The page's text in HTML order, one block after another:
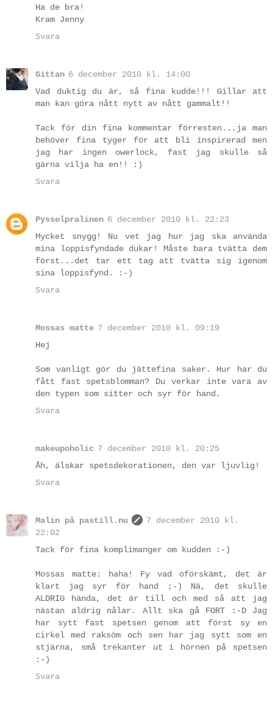
Ha de bra!
Kram Jenny
Svara
Gittan 6 december 2010 kl. 14:00
Vad duktig du är, så fina kudde!!! Gillar att
man kan göra nått nytt av nått gammalt!!
Tack för din fina kommentar förresten...ja man
behöver fina tyger för att bli inspirerad men
jag har ingen owerlock, fast jag skulle så
gärna vilja ha en!! :)
Svara
Pysselpralinen 6 december 2010 kl. 22:23
Mycket snygg! Nu vet jag hur jag ska använda
mina loppisfyndade dukar! Måste bara tvätta dem
först...det tar ett tag att tvätta sig igenom
sina loppisfynd. :-)
Svara
Mossas matte 7 december 2010 kl. 09:19
Hej
Som vanligt gör du jättefina saker. Hur har du
fått fast spetsblomman? Du verkar inte vara av
den typen som sitter och syr för hand.
Svara
makeupoholic 7 december 2010 kl. 20:25
Åh, älskar spetsdekorationen, den var ljuvlig!
Svara
Malin på pastill.nu
7 december 2010 kl.
22:02
Tack för fina komplimanger om kudden :-)
Mossas matte: haha! Fy vad oförskämt, det är
klart jag syr för hand ;-) Nä, det skulle
ALDRIG hända, det är till och med så att jag
nästan aldrig nålar. Allt ska gå FORT :-D Jag
har sytt fast spetsen genom att först sy en
cirkel med raksöm och sen har jag sytt som en
stjärna, små trekanter ut i hörnen på spetsen
:-)
Svara